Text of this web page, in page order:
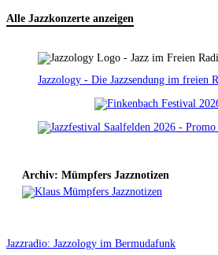
Alle Jazzkonzerte anzeigen
Jazzology - Die Jazzsendung im freien
Archiv: Mümpfers Jazznotizen
Jazzradio: Jazzology im Bermudafunk